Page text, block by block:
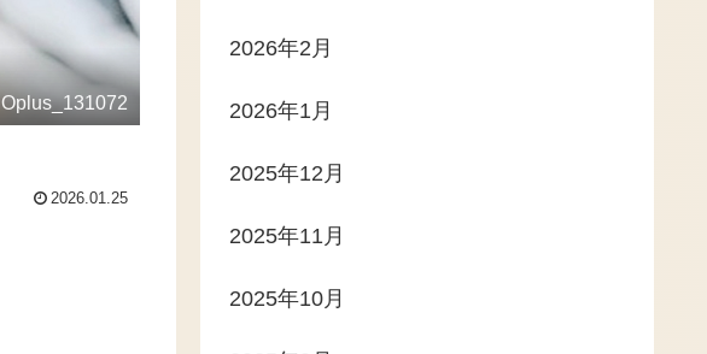
Oplus_131072
2026.01.25
2026年2月
2026年1月
2025年12月
2025年11月
2025年10月